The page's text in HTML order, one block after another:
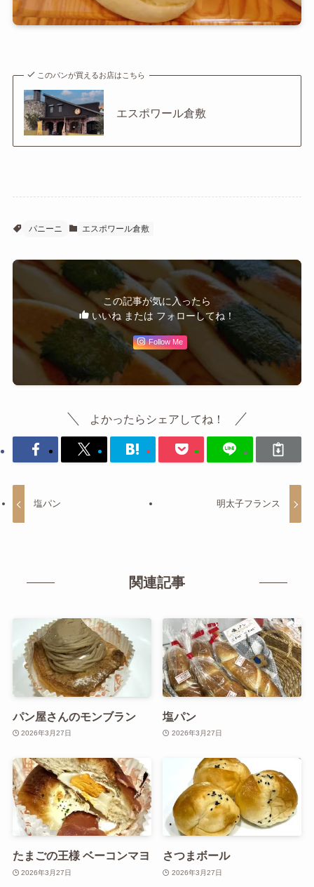
このパンが買えるお店はこちら
エスポワール倉敷
パニーニ エスポワール倉敷
この記事が気に入ったら
いいね または フォローしてね！
Follow Me
よかったらシェアしてね！
塩パン 明太子フランス
関連記事
パン屋さんのモンブラン
2026年3月27日
塩パン
2026年3月27日
たまごの王様 ベーコンマヨ
2026年3月27日
さつまボール
2026年3月27日